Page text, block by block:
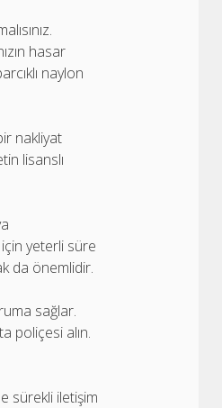
hasar
naylon
nakliyat
lisanslı
yeterli süre
da önemlidir.
sağlar.
poliçesi alın.
sürekli iletişim